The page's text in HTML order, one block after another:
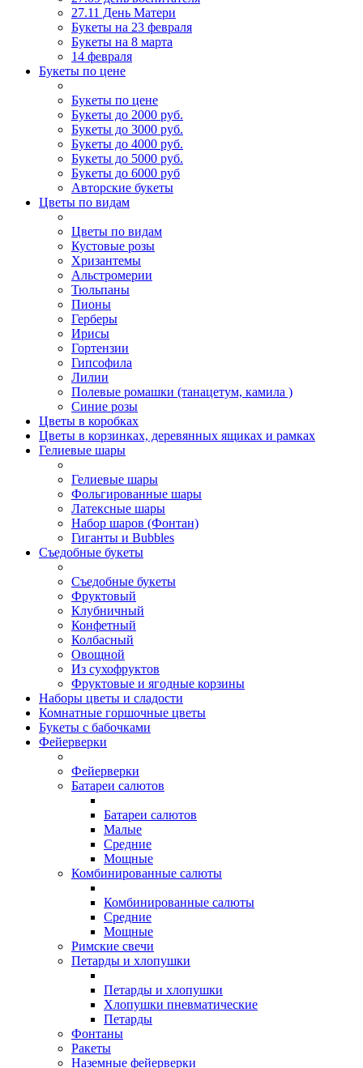
27.11 День Матери
Букеты на 23 февраля
Букеты на 8 марта
14 февраля
Букеты по цене
Букеты по цене
Букеты до 2000 руб.
Букеты до 3000 руб.
Букеты до 4000 руб.
Букеты до 5000 руб.
Букеты до 6000 руб
Авторские букеты
Цветы по видам
Цветы по видам
Кустовые розы
Хризантемы
Альстромерии
Тюльпаны
Пионы
Герберы
Ирисы
Гортензии
Гипсофила
Лилии
Полевые ромашки (танацетум, камила )
Синие розы
Цветы в коробках
Цветы в корзинках, деревянных ящиках и рамках
Гелиевые шары
Гелиевые шары
Фольгированные шары
Латексные шары
Набор шаров (Фонтан)
Гиганты и Bubbles
Съедобные букеты
Съедобные букеты
Фруктовый
Клубничный
Конфетный
Колбасный
Овощной
Из сухофруктов
Фруктовые и ягодные корзины
Наборы цветы и сладости
Комнатные горшочные цветы
Букеты с бабочками
Фейерверки
Фейерверки
Батареи салютов
Батареи салютов
Малые
Средние
Мощные
Комбинированные салюты
Комбинированные салюты
Средние
Мощные
Римские свечи
Петарды и хлопушки
Петарды и хлопушки
Хлопушки пневматические
Петарды
Фонтаны
Ракеты
Наземные фейерверки